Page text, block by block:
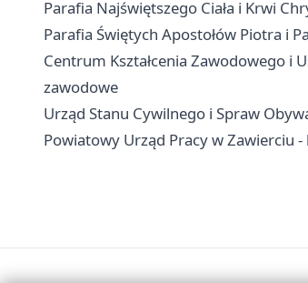
Parafia Najświętszego Ciała i Krwi
Parafia Świętych Apostołów Piotra i
Centrum Kształcenia Zawodowego i
zawodowe
Urząd Stanu Cywilnego i Spraw
Powiatowy Urząd Pracy w Zawierciu